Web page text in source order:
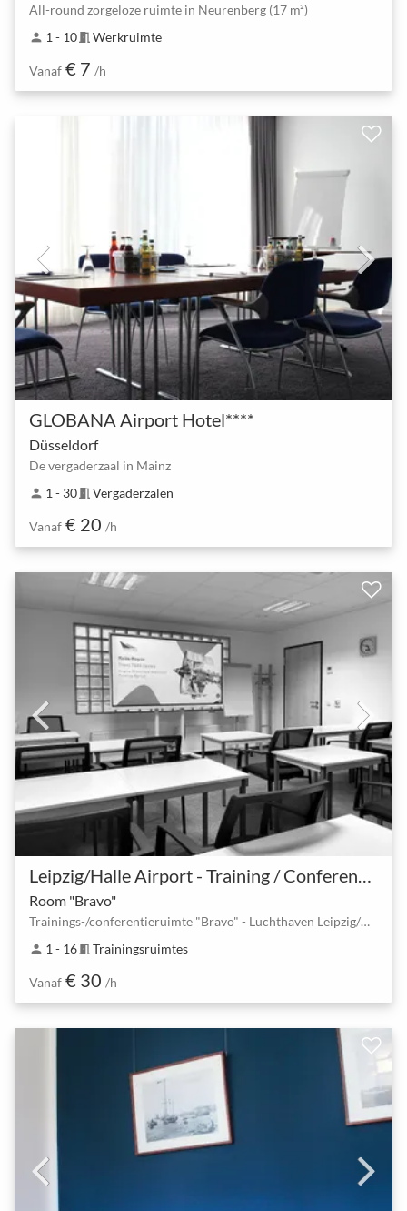
All-round zorgeloze ruimte in Neurenberg (17 m²)
person 1 - 10meeting_room Werkruimte
Vanaf € 7 /h
GLOBANA Airport Hotel****
Düsseldorf
De vergaderzaal in Mainz
person 1 - 30meeting_room Vergaderzalen
Vanaf € 20 /h
Room "Bravo"
Trainings-/conferentieruimte "Bravo" - Luchthaven Leipzig/Halle
person 1 - 16meeting_room Trainingsruimtes
Vanaf € 30 /h